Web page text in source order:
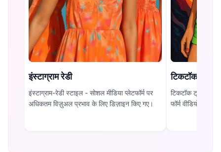
इंस्टाग्राम रेडी
इंस्टाग्राम-रेडी स्टाइल - सोशल मीडिया प्लेटफॉर्म पर
अधिकतम विज़ुअल प्रभाव के लिए डिज़ाइन किए गए।
टिकटॉक ट्रेंड
टिकटॉक ट्रेंड
फॉर्म वीडियो में